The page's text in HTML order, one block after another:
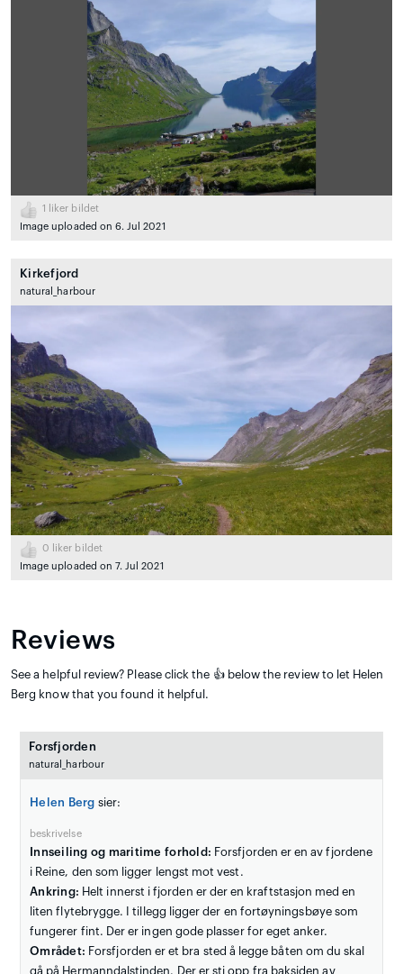
1
liker bildet
Image uploaded on 6. Jul 2021
Kirkefjord
natural_harbour
0 liker bildet
Image uploaded on 7. Jul 2021
Reviews
See a helpful review? Please click the 👍 below the review to let Helen
Berg know that you found it helpful.
Forsfjorden
natural_harbour
Helen Berg sier:
beskrivelse
Innseiling og maritime forhold: Forsfjorden er en av fjordene
i Reine, den som ligger lengst mot vest.
Ankring: Helt innerst i fjorden er der en kraftstasjon med en
liten flytebrygge. I tillegg ligger der en fortøyningsbøye som
fungerer fint. Der er ingen gode plasser for eget anker.
Området: Forsfjorden er et bra sted å legge båten om du skal
gå på Hermanndalstinden. Der er sti opp fra baksiden av